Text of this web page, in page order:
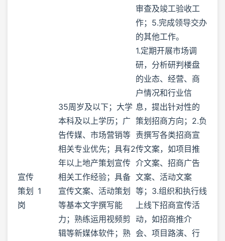
审查及竣工验收工
作；5.完成领导交办
的其他工作。
宣传
策划
岗
1
35周岁及以下；大学
本科及以上学历；广
告传媒、市场营销等
相关专业优先；具有2
年以上地产策划宣传
相关工作经验；具备
宣传文案、活动策划
等基本文字撰写能
力；熟练运用视频剪
辑等新媒体软件；熟
1.定期开展市场调
研，分析研判楼盘
的业态、经营、商
户情况和行业信
息，提出针对性的
策划招商方向；2.负
责撰写各类招商宣
传文案，如项目推
介文案、招商广告
文案、活动文案
等；3.组织和执行线
上线下招商宣传活
动，如招商推介
会、项目路演、行